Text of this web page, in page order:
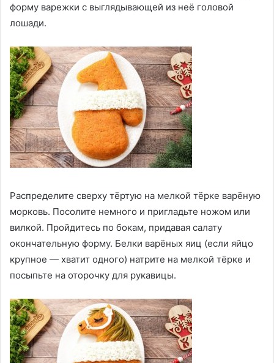
форму варежки с выглядывающей из неё головой
лошади.
Распределите сверху тёртую на мелкой тёрке варёную
морковь. Посолите немного и пригладьте ножом или
вилкой. Пройдитесь по бокам, придавая салату
окончательную форму. Белки варёных яиц (если яйцо
крупное — хватит одного) натрите на мелкой тёрке и
посыпьте на оторочку для рукавицы.